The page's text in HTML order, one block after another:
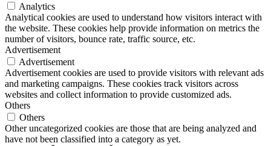
Analytics
Analytical cookies are used to understand how visitors interact with
the website. These cookies help provide information on metrics the
number of visitors, bounce rate, traffic source, etc.
Advertisement
Advertisement
Advertisement cookies are used to provide visitors with relevant ads
and marketing campaigns. These cookies track visitors across
websites and collect information to provide customized ads.
Others
Others
Other uncategorized cookies are those that are being analyzed and
have not been classified into a category as yet.